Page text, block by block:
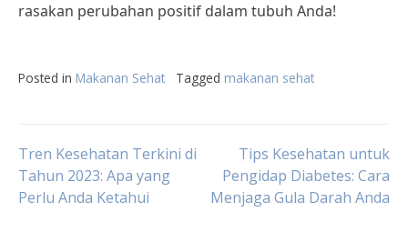
rasakan perubahan positif dalam tubuh Anda!
Posted in Makanan Sehat Tagged makanan sehat
Post
navigation
Tren Kesehatan Terkini di
Tahun 2023: Apa yang
Perlu Anda Ketahui
Tips Kesehatan untuk
Pengidap Diabetes: Cara
Menjaga Gula Darah Anda